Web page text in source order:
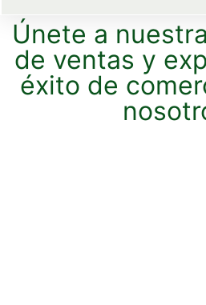
Únete a
de ventas y
éxito de